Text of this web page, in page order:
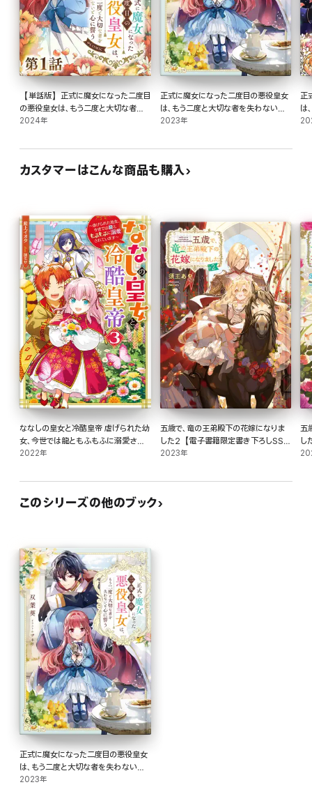
【単話版】正式に魔女になった二度目
の悪役皇女は、もう二度と大切な者を
失わないと心に誓う@COMIC 第1話
2024年
正式に魔女になった二度目の悪役皇女
は、もう二度と大切な者を失わないと
心に誓う【電子書籍限定書き下ろし
2023年
正
は
心
カスタマーはこんな商品も購入
ななしの皇女と冷酷皇帝 虐げられた幼
女、今世では龍ともふもふに溺愛され
ています : 3
2022年
五歳で、竜の王弟殿下の花嫁になりま
した2【電子書籍限定書き下ろしSS付
き】
2023年
五
し
き
このシリーズの他のブック
正式に魔女になった二度目の悪役皇女
は、もう二度と大切な者を失わないと
心に誓う【電子書籍限定書き下ろし
2023年